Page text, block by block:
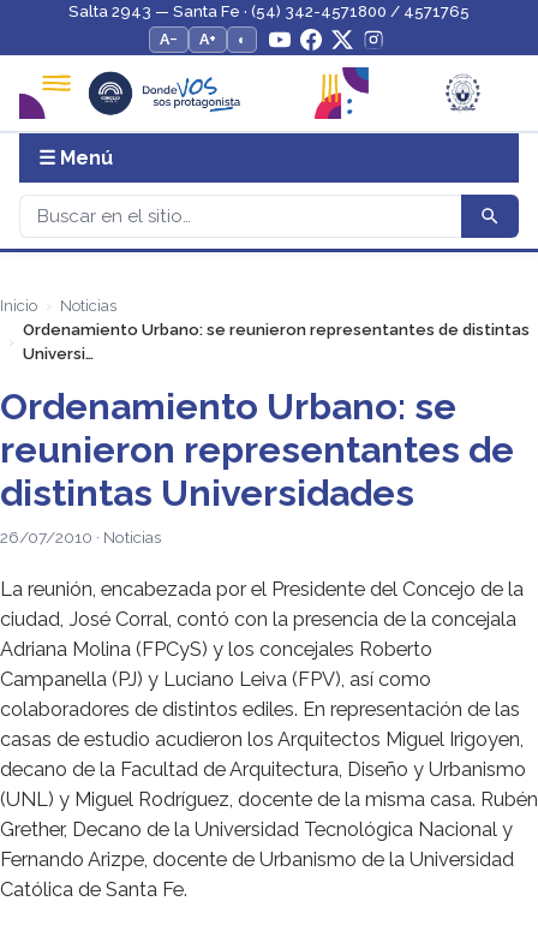
Salta 2943 — Santa Fe · (54) 342-4571800 / 4571765
A−
A+ ◐
☰ Menú
Inicio
Noticias
Ordenamiento Urbano: se reunieron representantes de distintas
Universi…
Ordenamiento Urbano: se
reunieron representantes de
distintas Universidades
26/07/2010 · Noticias
La reunión, encabezada por el Presidente del Concejo de la
ciudad, José Corral, contó con la presencia de la concejala
Adriana Molina (FPCyS) y los concejales Roberto
Campanella (PJ) y Luciano Leiva (FPV), así como
colaboradores de distintos ediles. En representación de las
casas de estudio acudieron los Arquitectos Miguel Irigoyen,
decano de la Facultad de Arquitectura, Diseño y Urbanismo
(UNL) y Miguel Rodríguez, docente de la misma casa. Rubén
Grether, Decano de la Universidad Tecnológica Nacional y
Fernando Arizpe, docente de Urbanismo de la Universidad
Católica de Santa Fe.